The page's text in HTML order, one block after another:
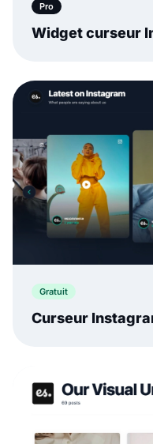
Pro
Widget curseur
Gratuit
Curseur